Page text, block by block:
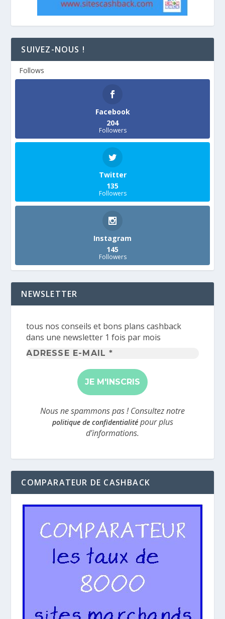
SUIVEZ-NOUS !
Follows
Facebook
204
Followers
Twitter
135
Followers
Instagram
145
Followers
NEWSLETTER
tous nos conseils et bons plans cashback
dans une newsletter 1 fois par mois
Adresse
mail
*
Nous ne spammons pas ! Consultez notre
politique de confidentialitépour plus
d’informations.
COMPARATEUR DE CASHBACK